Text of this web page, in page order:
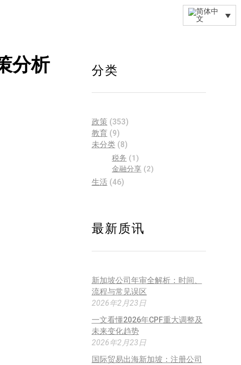
分析 分类
政策 (353)
教育(9)
未分类(8)
税务 (1)
金融分享 (2)
生活(46)
最新质讯
新加坡公司年审全解析：时间、
流程与常见误区
2026年2月23日
一文看懂2026年CPF重大调整及
未来变化趋势
2026年2月23日
国际贸易出海新加坡：注册公司